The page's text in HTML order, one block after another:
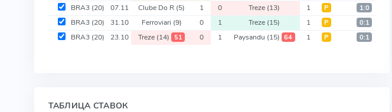
BRA3 (20) 07.11 Clube Do R (5) 1 0 Treze (13) 1 Р 1:0
BRA3 (20) 31.10 Ferroviari (9) 0 1 Treze (15) 1 Р 0:1
BRA3 (20) 23.10 Treze (14) 51 0 1 Paysandu (15) 64 1 Р 0:1
ТАБЛИЦА СТАВОК